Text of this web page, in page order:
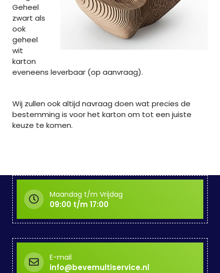
Geheel
zwart als
ook
geheel
wit
karton
eveneens leverbaar (op aanvraag).
Wij zullen ook altijd navraag doen wat precies de
bestemming is voor het karton om tot een juiste
keuze te komen.
Maandag t/m Vrijdag
09:00 t/m 17:00
E-mail
info@bevemultiservice.nl